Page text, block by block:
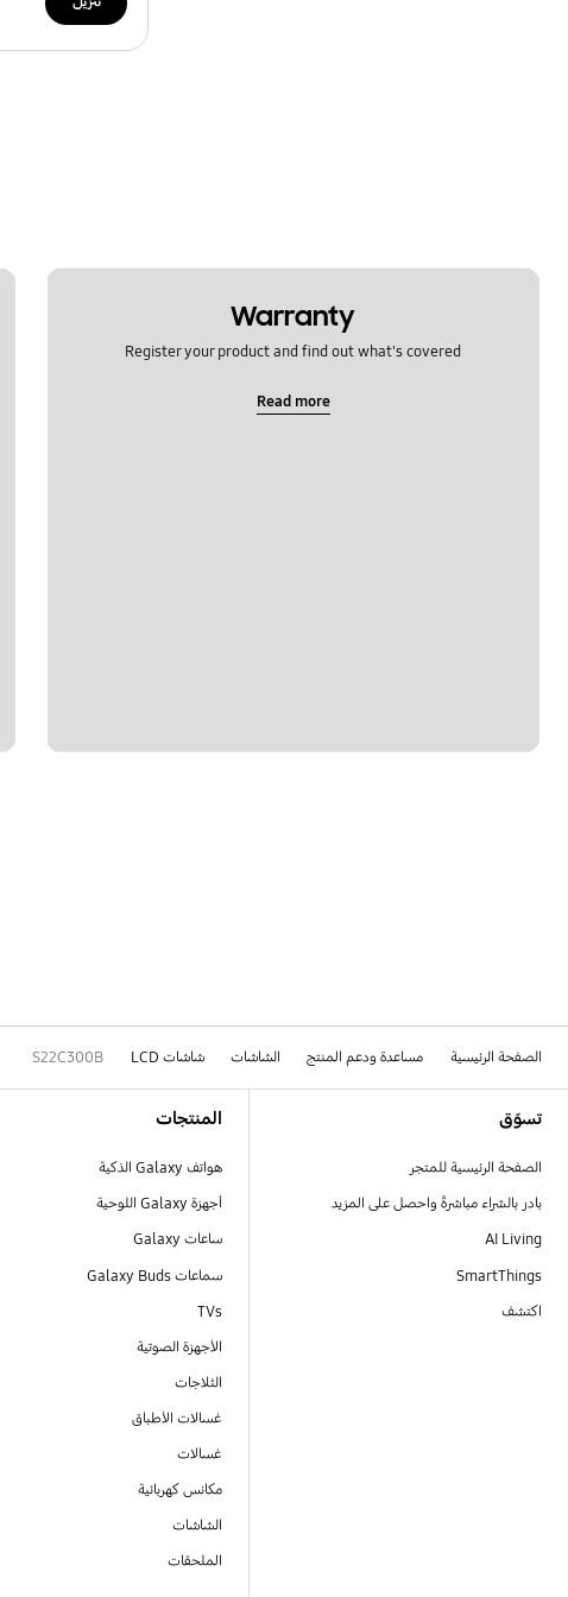
Warranty
Register your product and find out what's covered
Read more
الصفحة الرئيسية مساعدة ودعم المنتج الشاشات شاشات LCD S22C300B
تسوّق
الصفحة الرئيسية للمتجر
بادر بالشراء مباشرةً واحصل على المزيد
AI Living
SmartThings
اكتشف
المنتجات
هواتف Galaxy الذكية
أجهزة Galaxy اللوحية
ساعات Galaxy
سماعات Galaxy Buds
TVs
الأجهزة الصوتية
الثلاجات
غسالات الأطباق
غسالات
مكانس كهربائية
الشاشات
الملحقات